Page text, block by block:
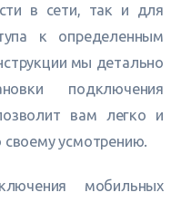
в сети, так и для
к определенным
мы детально
подключения
вам легко и
усмотрению.
мобильных